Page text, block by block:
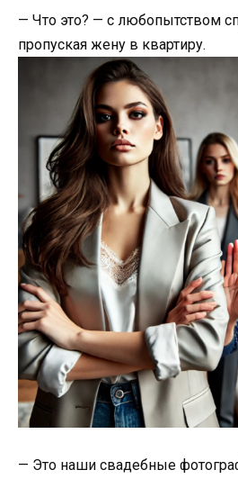
— Что это? — с любопытством
пропуская жену в квартиру.
— Это наши свадебные